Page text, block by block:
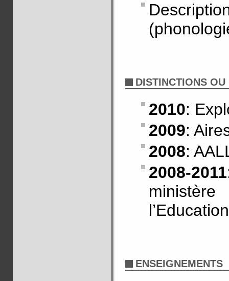
DISTINCTIONS
2010:
2009:
2008:
2008-2011
ENSEIGNEMENTS